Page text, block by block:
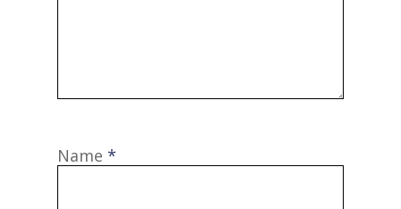
Name *